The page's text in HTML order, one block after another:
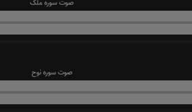
صوت سوره ملک
صوت سوره نوح